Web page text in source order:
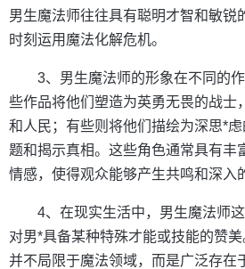
男生魔法师往往具有聪明才智和敏锐
时刻运用魔法化解危机。
3、男生魔法师的形象在不同的
些作品将他们塑造为英勇无畏的战士
和人民；有些则将他们描绘为深思*
题和揭示真相。这些角色通常具有丰
情感，使得观众能够产生共鸣和深入
4、在现实生活中，男生魔法师
对男*具备某种特殊才能或技能的赞
并不局限于魔法领域，而是广泛存在